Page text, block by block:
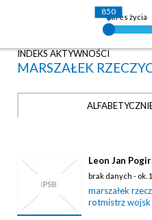
okres życia
850
INDEKS AKTYWNOŚCI
MARSZAŁEK
Leon Jan
brak danych - ok.
marszałek
rotmistrz wojsk